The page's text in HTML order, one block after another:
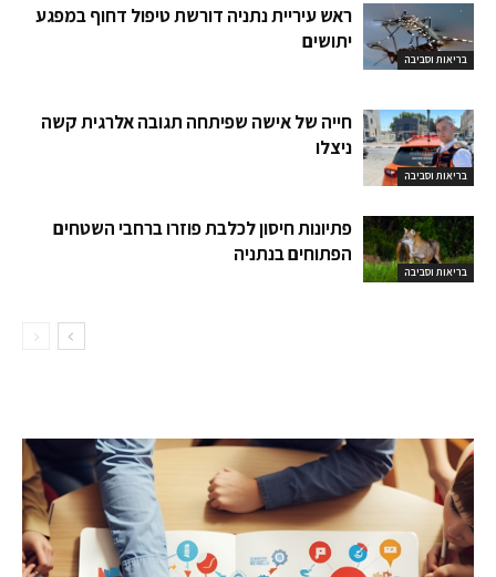
בריאות וסביבה
ראש עיריית נתניה דורשת טיפול דחוף במפגע
יתושים
בריאות וסביבה
חייה של אישה שפיתחה תגובה אלרגית קשה
ניצלו
בריאות וסביבה
פתיונות חיסון לכלבת פוזרו ברחבי השטחים
הפתוחים בנתניה